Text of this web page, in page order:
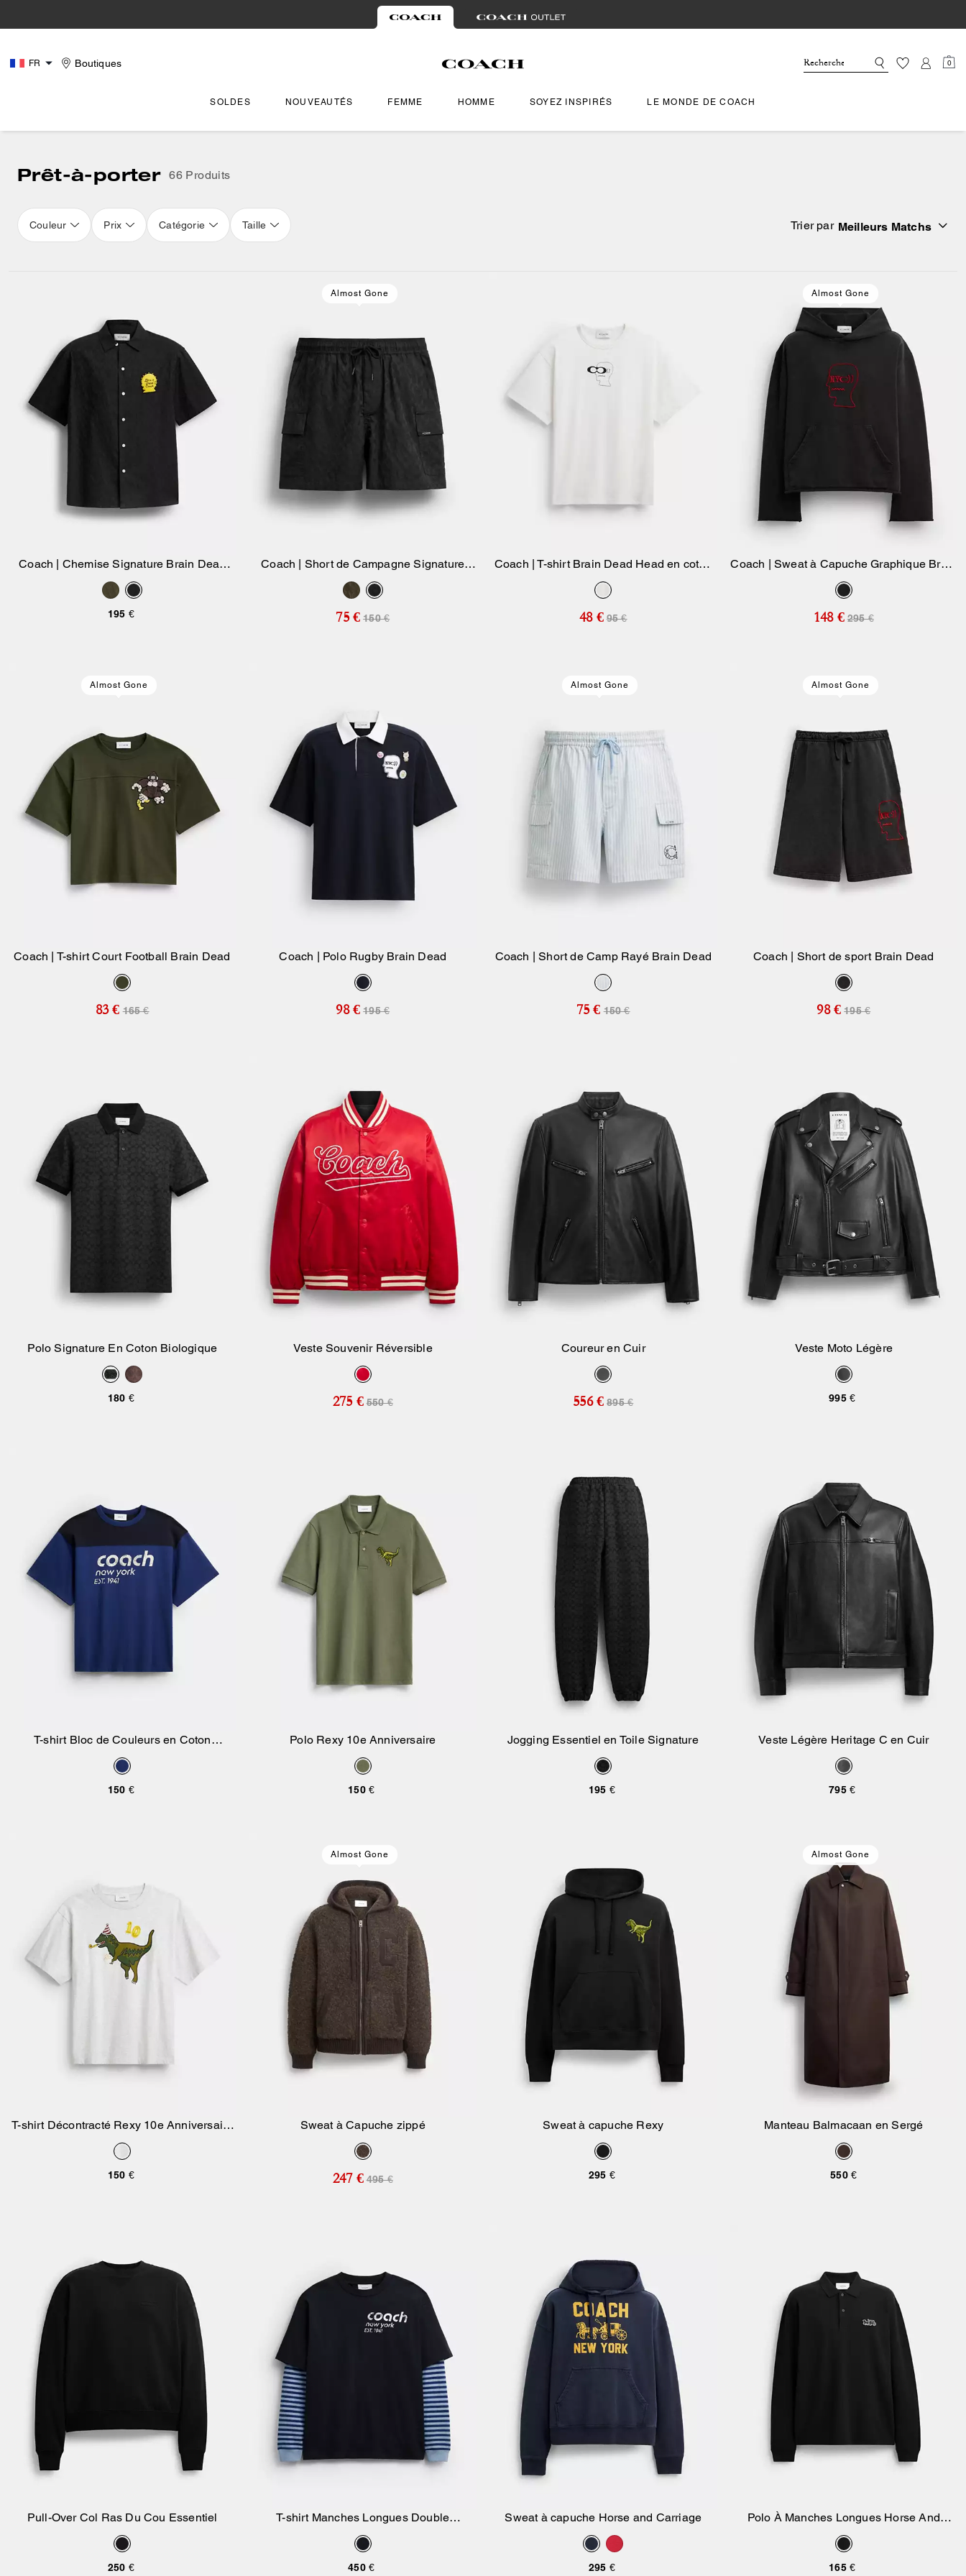
FR Boutiques 0
SOLDES NOUVEAUTÉS FEMME HOMME SOYEZ INSPIRÉS LE MONDE DE COACH
Prêt-à-porter 66 Produits
Couleur Prix Catégorie Taille Trier par Meilleurs Matchs
Ajouter Au Panier
Coach | Chemise Signature Brain Dead
Camp
195 €
Almost Gone
Ajouter Au Panier
Coach | Short de Campagne Signature
Brain Dead
75 € 150 €
Coach | T-shirt Brain Dead Head en coton
biologique
48 € 95 €
Almost Gone
Ajouter Au Panier
Coach | Sweat à Capuche Graphique Brain
Dead
148 € 295 €
Almost Gone
Coach | T-shirt Court Football Brain Dead
83 € 165 €
Ajouter Au Panier
Coach | Polo Rugby Brain Dead
98 € 195 €
Almost Gone
Ajouter Au Panier
Coach | Short de Camp Rayé Brain Dead
75 € 150 €
Almost Gone
Ajouter Au Panier
Coach | Short de sport Brain Dead
98 € 195 €
Polo Signature En Coton Biologique
180 €
Veste Souvenir Réversible
275 € 550 €
Coureur en Cuir
556 € 895 €
Ajouter Au Panier
Veste Moto Légère
995 €
T-shirt Bloc de Couleurs en Coton
Biologique
150 €
Ajouter Au Panier
Polo Rexy 10e Anniversaire
150 €
Jogging Essentiel en Toile Signature
195 €
Ajouter Au Panier
Veste Légère Heritage C en Cuir
795 €
Ajouter Au Panier
T-shirt Décontracté Rexy 10e Anniversaire
En Coton Biologique
150 €
Almost Gone
Ajouter Au Panier
Sweat à Capuche zippé
247 € 495 €
Ajouter Au Panier
Sweat à capuche Rexy
295 €
Almost Gone
Manteau Balmacaan en Sergé
550 €
Pull-Over Col Ras Du Cou Essentiel
250 €
Ajouter Au Panier
T-shirt Manches Longues Double
Épaisseur En Coton Bio
450 €
Ajouter Au Panier
Sweat à capuche Horse and Carriage
295 €
Ajouter Au Panier
Polo À Manches Longues Horse And
Carriage
165 €